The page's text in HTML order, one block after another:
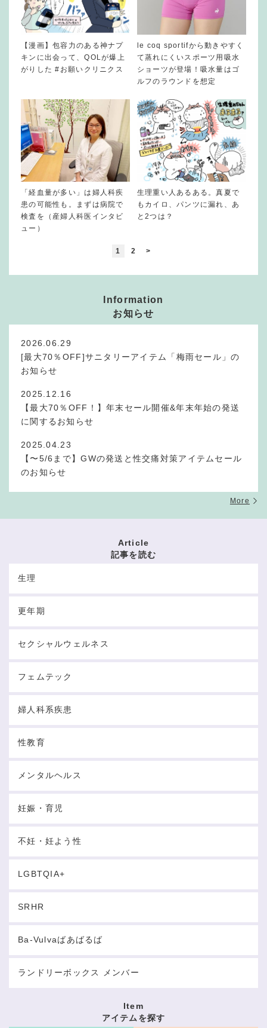
【漫画】包容力のある神ナプ
キンに出会って、QOLが爆上
がりした #お願いクリニクス
le coq sportifから動きやすく
て蒸れにくいスポーツ用吸水
ショーツが登場！吸水量はゴ
ルフのラウンドを想定
「経血量が多い」は婦人科疾
患の可能性も。まずは病院で
検査を（産婦人科医インタビ
ュー）
生理重い人あるある。真夏で
もカイロ、パンツに漏れ、あ
と2つは？
1 2 >
Information
お知らせ
2026.06.29
[最大70％OFF]サニタリーアイテム「梅雨セール」の
お知らせ
2025.12.16
【最大70％OFF！】年末セール開催&年末年始の発送
に関するお知らせ
2025.04.23
【〜5/6まで】GWの発送と性交痛対策アイテムセール
のお知らせ
More
Article
記事を読む
生理
更年期
セクシャルウェルネス
フェムテック
婦人科系疾患
性教育
メンタルヘルス
妊娠・育児
不妊・妊よう性
LGBTQIA+
SRHR
Ba-Vulvaばあばるば
ランドリーボックス メンバー
Item
アイテムを探す